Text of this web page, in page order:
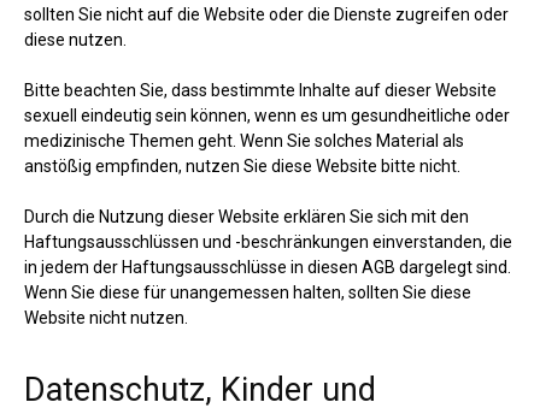
sollten Sie nicht auf die Website oder die Dienste zugreifen oder
diese nutzen.
Bitte beachten Sie, dass bestimmte Inhalte auf dieser Website
sexuell eindeutig sein können, wenn es um gesundheitliche oder
medizinische Themen geht. Wenn Sie solches Material als
anstößig empfinden, nutzen Sie diese Website bitte nicht.
Durch die Nutzung dieser Website erklären Sie sich mit den
Haftungsausschlüssen und -beschränkungen einverstanden, die
in jedem der Haftungsausschlüsse in diesen AGB dargelegt sind.
Wenn Sie diese für unangemessen halten, sollten Sie diese
Website nicht nutzen.
Datenschutz, Kinder und